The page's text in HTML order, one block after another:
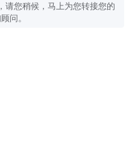
请您稍候，马上为您转接您的
问。